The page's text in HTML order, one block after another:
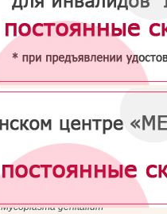
Chlamydia trachomatis
Вирус прстого герпеса (ВПГ) I и II
Herpes simplex virus
Микоплазма хоминис
Mycoplasma hominis
Mycoplasma genitalium